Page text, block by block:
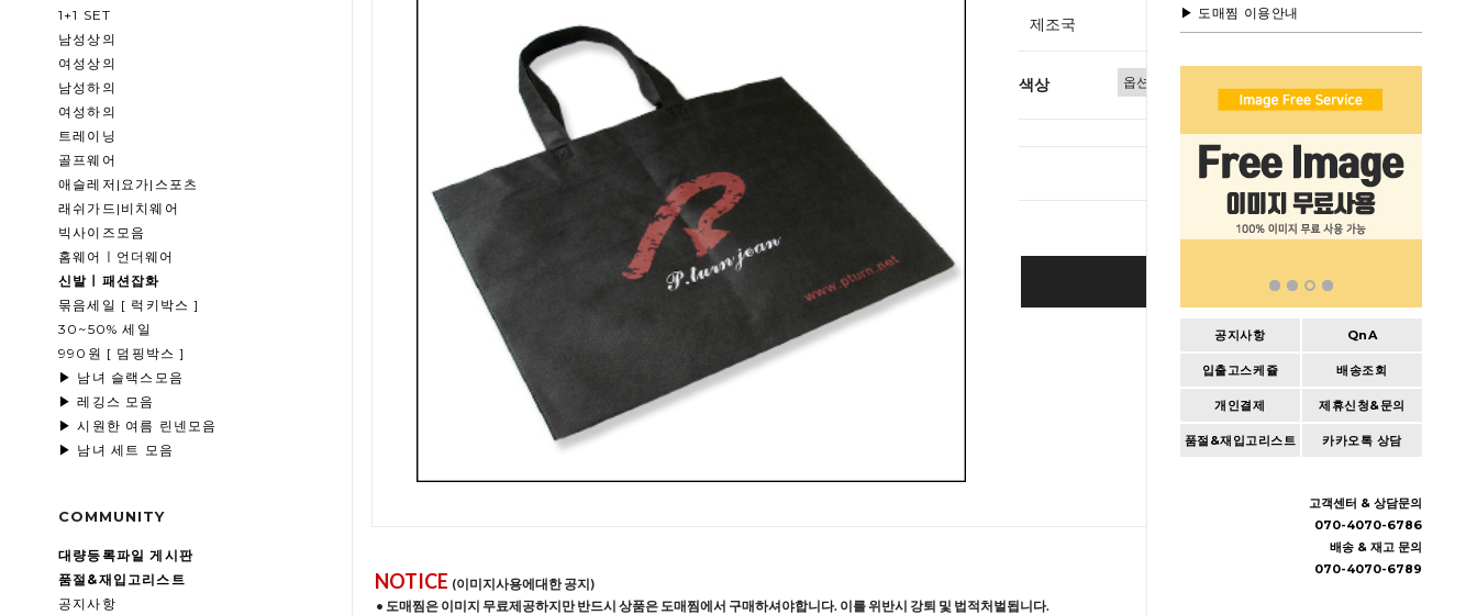
1+1 SET
남성상의
여성상의
남성하의
여성하의
트레이닝
골프웨어
애슬레저|요가|스포츠
래쉬가드|비치웨어
빅사이즈모음
홈웨어ㅣ언더웨어
신발ㅣ패션잡화
묶음세일 [ 럭키박스 ]
30~50% 세일
990원 [ 덤핑박스 ]
▶ 남녀 슬랙스모음
▶ 레깅스 모음
▶ 시원한 여름 린넨모음
▶ 남녀 세트 모음
COMMUNITY
대량등록파일 게시판
품절&재입고리스트
공지사항
▶ 도매찜 이용안내
공지사항 QnA
입출고스케쥴 배송조회
개인결제 제휴신청&문의
품절&재입고리스트 카카오톡 상담
고객센터 & 상담문의
070-4070-6786
배송 & 재고 문의
070-4070-6789
제조국
색상
BUY IT NOW
Cart | Wishlist
NOTICE (이미지사용에대한 공지)
• 도매찜은 이미지 무료제공하지만 반드시 상품은 도매찜에서 구매하셔야합니다. 이를 위반시 강퇴 및 법적처벌됩니다.